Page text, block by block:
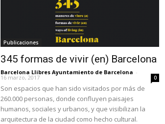
Publicaciones
345 formas de vivir (en) Barcelona
Barcelona Llibres Ayuntamiento de Barcelona -
16 marzo, 2017 0
Son espacios que han sido visitados por más de
260.000 personas, donde confluyen paisajes
humanos, sociales y urbanos, y que visibilizan la
arquitectura de la ciudad como hecho cultural.